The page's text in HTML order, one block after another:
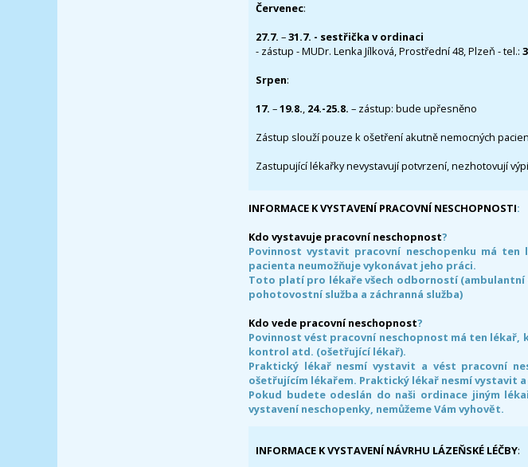
Červenec:
27.7. –31.7. - sestřička v ordinaci
- zástup - MUDr. Lenka Jílková, Prostřední 48, Plzeň - tel.:
Srpen:
17. –19.8., 24.-25.8. – zástup: bude upřesněno
Zástup slouží pouze k ošetření akutně nemocných
Zastupující lékařky nevystavují potvrzení, nezhotovují
INFORMACE K VYSTAVENÍ PRACOVNÍ NESCHOPNOSTI:
Kdo vystavuje pracovní neschopnost?
Povinnost vystavit pracovní neschopenku má
pacienta neumožňuje vykonávat jeho práci.
Toto platí pro lékaře všech odborností
pohotovostní služba a záchranná služba)
Kdo vede pracovní neschopnost?
Povinnost vést pracovní neschopnost má ten
kontrol atd. (ošetřující lékař).
Praktický lékař nesmí vystavit a vést pracovní
ošetřujícím lékařem. Praktický lékař nesmí vystavit
Pokud budete odeslán do naši ordinace jiným
vystavení neschopenky, nemůžeme Vám vyhovět.
INFORMACE K VYSTAVENÍ NÁVRHU LÁZEŇSKÉ LÉČBY: